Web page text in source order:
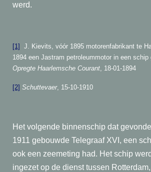
werd.
[1]
J. Kievits, vóór 1895 motorenfabrikant te
1894 een Jastram petroleummotor in een schip
Opregte Haarlemsche Courant, 18-01-1894
[2] Schuttevaer, 15-10-1910
Het volgende binnenschip dat
1911 gebouwde Telegraaf XVI, een
ook een zeemeting had. Het schip
ingezet op de dienst tussen